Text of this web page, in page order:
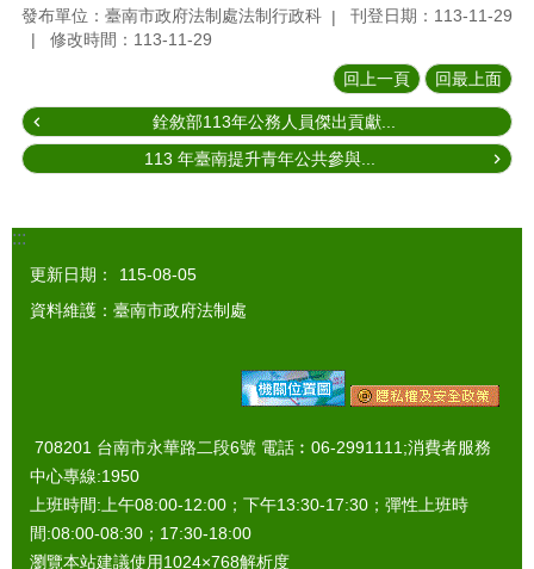
發布單位：臺南市政府法制處法制行政科
刊登日期：113-11-29
修改時間：113-11-29
回上一頁 回最上面
銓敘部113年公務人員傑出貢獻...
113 年臺南提升青年公共參與...
:::
更新日期：
115-08-05
資料維護：臺南市政府法制處
708201 台南市永華路二段6號 電話︰06-2991111;消費者服務
中心專線:1950
上班時間:上午08:00-12:00；下午13:30-17:30；彈性上班時
間:08:00-08:30；17:30-18:00
瀏覽本站建議使用1024×768解析度